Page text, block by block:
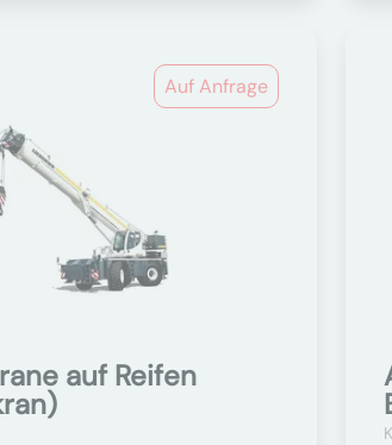
Auf Anfrage
auf Reifen